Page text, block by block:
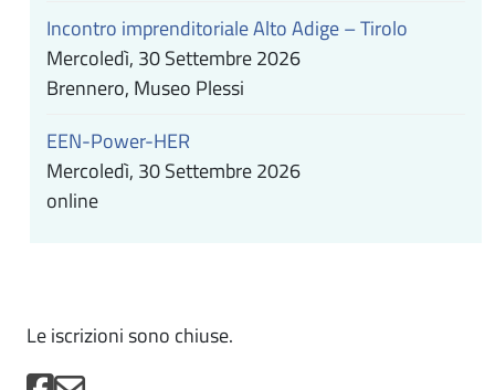
Incontro imprenditoriale Alto Adige – Tirolo
Mercoledì, 30 Settembre 2026
Brennero, Museo Plessi
EEN-Power-HER
Mercoledì, 30 Settembre 2026
online
Le iscrizioni sono chiuse.